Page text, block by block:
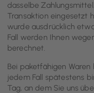
dasselbe
Transaktion eingesetzt
wurde ausdrücklich
Fall werden Ihnen
berechnet.
Bei paketfähigen
jedem Fall spätestens
Tag, an dem Sie uns